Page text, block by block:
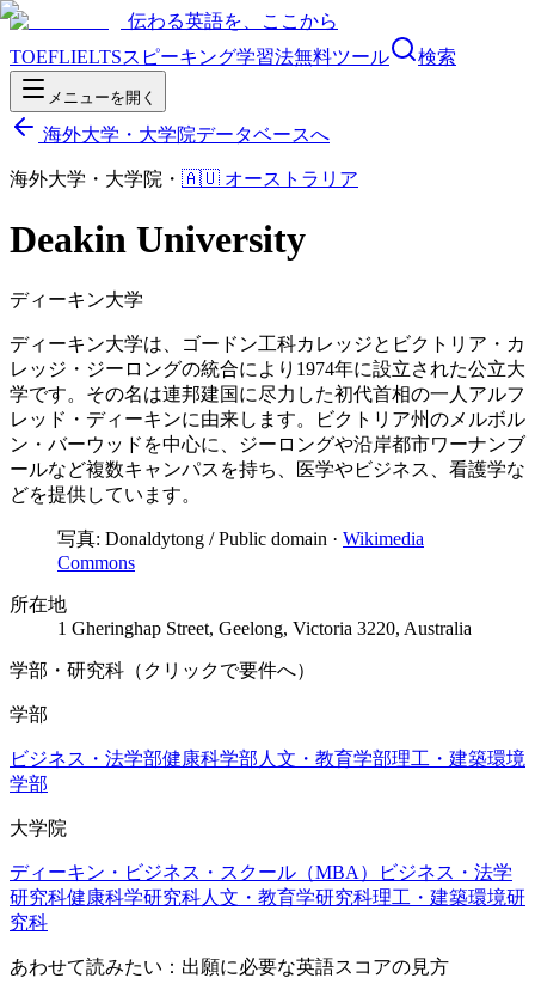
伝わる英語を、ここから
TOEFLIELTSスピーキング学習法無料ツール 検索
メニューを開く
海外大学・大学院データベースへ
海外大学・大学院 ・ 🇦🇺 オーストラリア
Deakin University
ディーキン大学
ディーキン大学は、ゴードン工科カレッジとビクトリア・カ
レッジ・ジーロングの統合により1974年に設立された公立大
学です。その名は連邦建国に尽力した初代首相の一人アルフ
レッド・ディーキンに由来します。ビクトリア州のメルボル
ン・バーウッドを中心に、ジーロングや沿岸都市ワーナンブ
ールなど複数キャンパスを持ち、医学やビジネス、看護学な
どを提供しています。
写真: Donaldytong /Public domain · Wikimedia
Commons
所在地
1 Gheringhap Street, Geelong, Victoria 3220, Australia
学部・研究科（クリックで要件へ）
学部
ビジネス・法学部健康科学部 人文・教育学部理工・建築環境
学部
大学院
ディーキン・ビジネス・スクール（MBA）
ビジネス・法学
研究科健康科学研究科人文・教育学研究科理工・建築環境研
究科
あわせて読みたい：出願に必要な英語スコアの見方